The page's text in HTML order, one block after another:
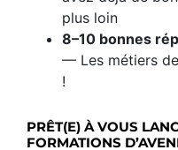
plus loin
8–10 bonnes
— Les métiers
!
PRÊT(E) À VOUS
FORMATIONS